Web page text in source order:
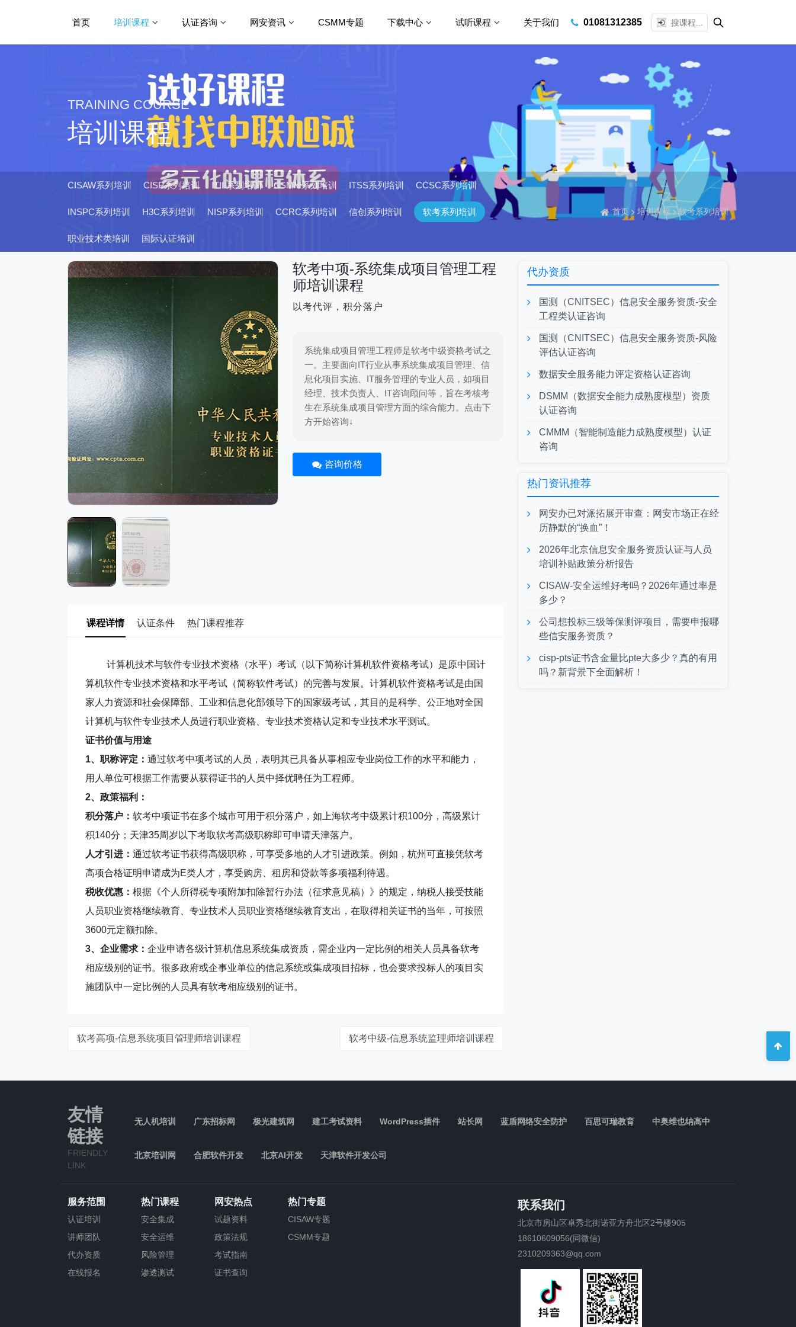
首页 培训课程 认证咨询 网安资讯 CSMM专题 下载中心 试听课程 关于我们 01081312385
TRAINING COURSE
培训课程
CISAW系列培训 CISP系列培训 ITIL系列培训 CSMM系列培训 ITSS系列培训 CCSC系列培训
INSPC系列培训 H3C系列培训 NISP系列培训 CCRC系列培训 信创系列培训 软考系列培训
职业技术类培训 国际认证培训
首页 培训课程 软考系列培训
软考中项-系统集成项目管理工程
师培训课程
以考代评，积分落户
系统集成项目管理工程师是软考中级资格考试之
一。主要面向IT行业从事系统集成项目管理、信
息化项目实施、IT服务管理的专业人员，如项目
经理、技术负责人、IT咨询顾问等，旨在考核考
生在系统集成项目管理方面的综合能力。点击下
方开始咨询↓
咨询价格
课程详情 认证条件 热门课程推荐
计算机技术与软件专业技术资格（水平）考试（以下简称计算机软件资格考试）是原中国计
算机软件专业技术资格和水平考试（简称软件考试）的完善与发展。计算机软件资格考试是由国
家人力资源和社会保障部、工业和信息化部领导下的国家级考试，其目的是科学、公正地对全国
计算机与软件专业技术人员进行职业资格、专业技术资格认定和专业技术水平测试。
证书价值与用途
1、职称评定： 通过软考中项考试的人员，表明其已具备从事相应专业岗位工作的水平和能力，
用人单位可根据工作需要从获得证书的人员中择优聘任为工程师。
2、政策福利：
积分落户： 软考中项证书在多个城市可用于积分落户，如上海软考中级累计积100分，高级累计
积140分；天津35周岁以下考取软考高级职称即可申请天津落户。
人才引进： 通过软考证书获得高级职称，可享受多地的人才引进政策。例如，杭州可直接凭软考
高项合格证明申请成为E类人才，享受购房、租房和贷款等多项福利待遇。
税收优惠： 根据《个人所得税专项附加扣除暂行办法（征求意见稿）》的规定，纳税人接受技能
人员职业资格继续教育、专业技术人员职业资格继续教育支出，在取得相关证书的当年，可按照
3600元定额扣除。
3、企业需求： 企业申请各级计算机信息系统集成资质，需企业内一定比例的相关人员具备软考
相应级别的证书。很多政府或企事业单位的信息系统或集成项目招标，也会要求投标人的项目实
施团队中一定比例的人员具有软考相应级别的证书。
软考高项-信息系统项目管理师培训课程 软考中级-信息系统监理师培训课程
代办资质
国测（CNITSEC）信息安全服务资质-安全
工程类认证咨询
国测（CNITSEC）信息安全服务资质-风险
评估认证咨询
数据安全服务能力评定资格认证咨询
DSMM（数据安全能力成熟度模型）资质
认证咨询
CMMM（智能制造能力成熟度模型）认证
咨询
热门资讯推荐
网安办已对派拓展开审查：网安市场正在经
历静默的“换血”！
2026年北京信息安全服务资质认证与人员
培训补贴政策分析报告
CISAW-安全运维好考吗？2026年通过率是
多少？
公司想投标三级等保测评项目，需要申报哪
些信安服务资质？
cisp-pts证书含金量比pte大多少？真的有用
吗？新背景下全面解析！
友情
链接
FRIENDLY
LINK
无人机培训 广东招标网 极光建筑网 建工考试资料 WordPress插件 站长网 蓝盾网络安全防护 百思可瑞教育 中奥维也纳高中
北京培训网 合肥软件开发 北京AI开发 天津软件开发公司
服务范围
认证培训
讲师团队
代办资质
在线报名
热门课程
安全集成
安全运维
风险管理
渗透测试
网安热点
试题资料
政策法规
考试指南
证书查询
热门专题
CISAW专题
CSMM专题
联系我们
北京市房山区卓秀北街诺亚方舟北区2号楼905
18610609056(同微信)
2310209363@qq.com